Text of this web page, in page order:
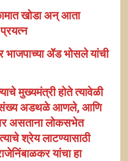
खोडा अन् आता
भाजपाच्या ॲड भोसले यांची
मुख्यमंत्री होते त्यावेळी
असंख्य अडथळे आणले, आणि
असताना लोकसभेत
श्रेय लाटण्यासाठी
यांचा हा